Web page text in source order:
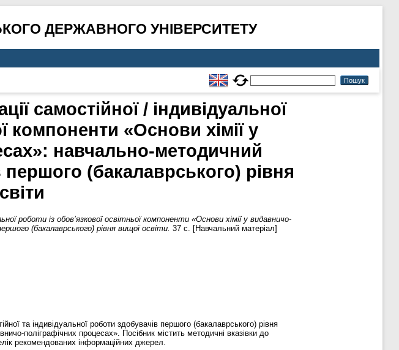
ДЕРЖАВНОГО УНІВЕРСИТЕТУ
самостійної / індивідуальної
компоненти «Основи хімії у
навчально-методичний
першого (бакалаврського) рівня
роботи із обов’язкової освітньої компоненти «Основи хімії у видавничо-
(бакалаврського) рівня вищої освіти. 37 с. [Навчальний матеріал]
та індивідуальної роботи здобувачів першого (бакалаврського) рівня
поліграфічних процесах». Посібник містить методичні вказівки до
рекомендованих інформаційних джерел.